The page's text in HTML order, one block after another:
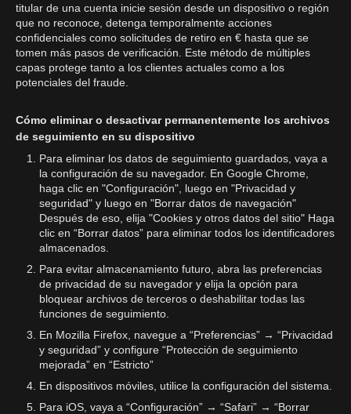
titular de una cuenta inicie sesión desde un dispositivo o región
que no reconoce, detenga temporalmente acciones
confidenciales como solicitudes de retiro en € hasta que se
tomen más pasos de verificación. Este método de múltiples
capas protege tanto a los clientes actuales como a los
potenciales del fraude.
Cómo eliminar o desactivar permanentemente los archivos
de seguimiento en su dispositivo
Para eliminar los datos de seguimiento guardados, vaya a
la configuración de su navegador. En Google Chrome,
haga clic en "Configuración", luego en "Privacidad y
seguridad" y luego en "Borrar datos de navegación"
Después de eso, elija "Cookies y otros datos del sitio" Haga
clic en “Borrar datos” para eliminar todos los identificadores
almacenados.
Para evitar almacenamiento futuro, abra las preferencias
de privacidad de su navegador y elija la opción para
bloquear archivos de terceros o deshabilitar todas las
funciones de seguimiento.
En Mozilla Firefox, navegue a “Preferencias” → “Privacidad
y seguridad” y configure “Protección de seguimiento
mejorada” en “Estricto”
En dispositivos móviles, utilice la configuración del sistema.
Para iOS, vaya a “Configuración” → “Safari” → “Borrar